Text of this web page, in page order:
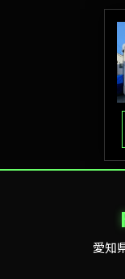
愛知